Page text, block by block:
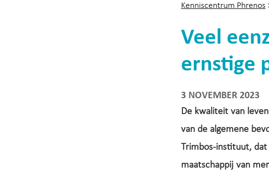
Kenniscentrum Phrenos
Veel
ernstige
3 NOVEMBER 2023
De kwaliteit van
van de algemene
Trimbos-instituut,
maatschappij van